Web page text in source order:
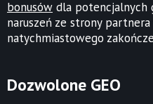
bonusów dla potencjalnych
naruszeń ze strony
natychmiastowego
Dozwolone GEO